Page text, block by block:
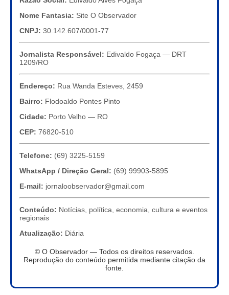
Nome Fantasia: Site O Observador
CNPJ: 30.142.607/0001-77
Jornalista Responsável: Edivaldo Fogaça — DRT
1209/RO
Endereço: Rua Wanda Esteves, 2459
Bairro: Flodoaldo Pontes Pinto
Cidade: Porto Velho — RO
CEP: 76820-510
Telefone: (69) 3225-5159
WhatsApp / Direção Geral: (69) 99903-5895
E-mail: jornaloobservador@gmail.com
Conteúdo: Notícias, política, economia, cultura e eventos
regionais
Atualização: Diária
© O Observador — Todos os direitos reservados.
Reprodução do conteúdo permitida mediante citação da
fonte.